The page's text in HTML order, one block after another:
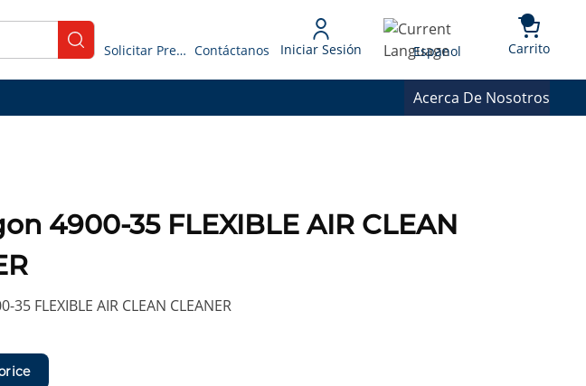
submit search
Solicitar Presupuesto Contáctanos Iniciar Sesión Language
Espanol Carrito{0}
Acerca De Nosotros
4900-35 FLEXIBLE AIR CLEAN
35 FLEXIBLE AIR CLEAN CLEANER